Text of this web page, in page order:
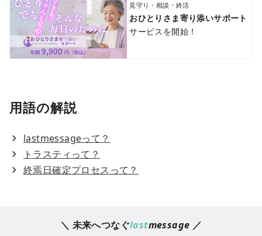
見守り・相談・終活
おひとりさま寄り添いサポート
サービスを開始！
用語の解説
lastmessageって？
トラスティって？
終焉日確定プロセスって？
＼ 未来へつなぐlastmessage ／